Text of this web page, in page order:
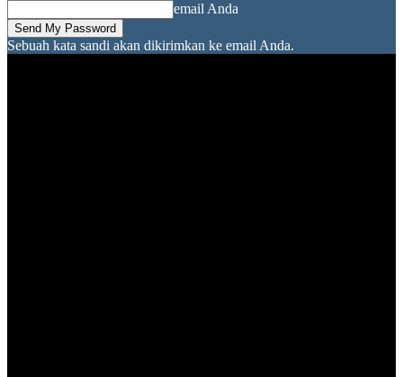
email Anda
Sebuah kata sandi akan dikirimkan ke email Anda.